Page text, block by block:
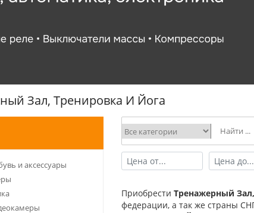
Зал, Тренировка И Йога
и аксессуары
Приобрести Тренажерный
федерации, а так же страны